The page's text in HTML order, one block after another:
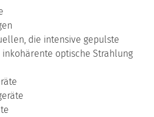
die intensive gepulste
optische Strahlung